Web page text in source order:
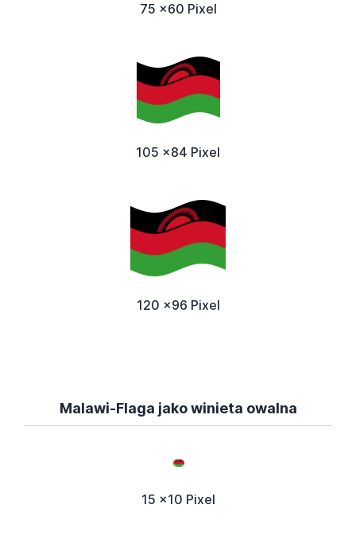
75 x60 Pixel
105 x84 Pixel
120 x96 Pixel
Malawi-Flaga jako winieta owalna
15 x10 Pixel